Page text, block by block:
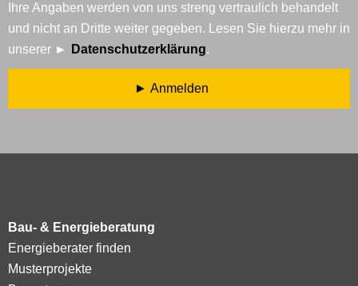
Ihre Angaben werden von uns streng vertraulich behandelt
und nicht an Dritte weiter gegeben. Lesen Sie hierzu mehr in
unserer
Datenschutzerklärung.
Anmelden
Bau- & Energieberatung
Energieberater finden
Musterprojekte